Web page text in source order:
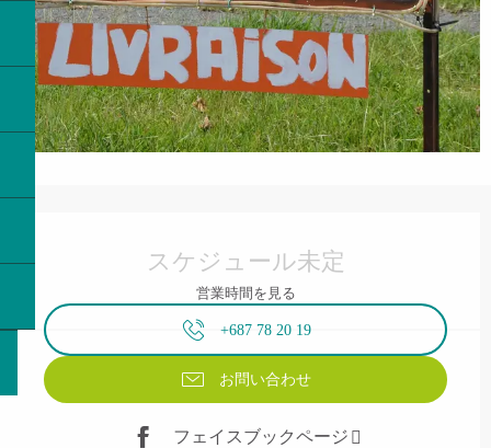
スケジュール未定
営業時間を見る
+687 78 20 19
お問い合わせ
フェイスブックページ